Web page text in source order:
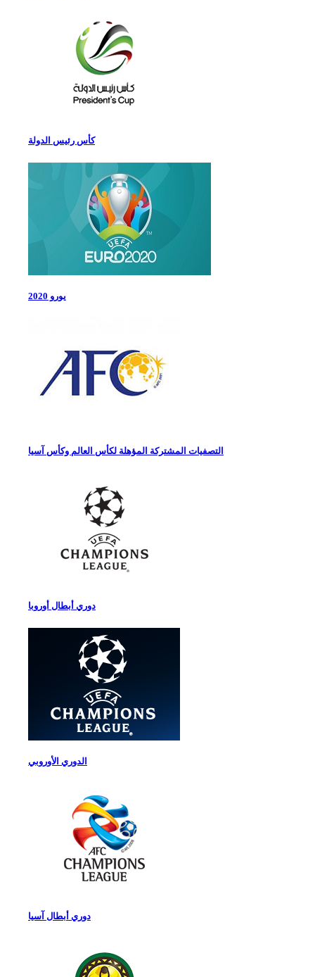
كأس رئيس الدولة
يورو 2020
التصفيات المشتركة المؤهلة لكأس العالم وكأس آسيا
دوري أبطال أوروبا
الدوري الأوروبي
دوري أبطال آسيا